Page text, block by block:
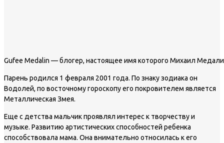
Gufee Medalin — блогер, настоящее имя которого Михаил
Парень родился 1 февраля 2001 года. По знаку зодиака он
Водолей, по восточному гороскопу его покровителем является
Металлическая Змея.
Еще с детства мальчик проявлял интерес к творчеству и
музыке. Развитию артистических способностей ребенка
способствовала мама. Она внимательно относилась к его